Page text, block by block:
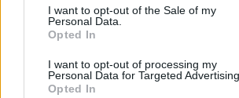
I want to opt-out of the Sale of my
Personal Data.
Opted In
I want to opt-out of processing my
Personal Data for Targeted Advertising.
Opted In
Mombarcaro (6)
Monastero di Vasco (9)